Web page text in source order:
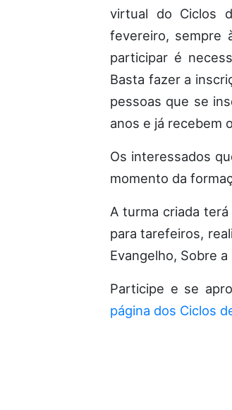
virtual do Ciclos
fevereiro, sempre
participar é
Basta fazer a
pessoas que se
anos e já recebem
Os interessados
momento da
A turma criada
para tarefeiros,
Evangelho, Sobre
Participe e se
página dos Ciclos